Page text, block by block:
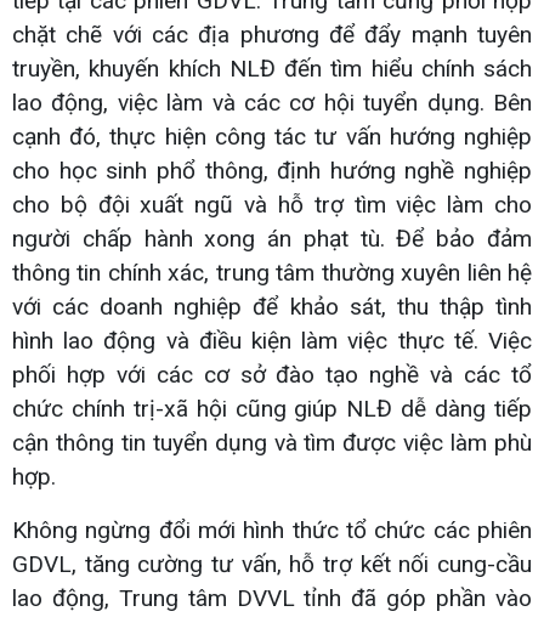
chặt chẽ với các địa phương để đẩy mạnh tuyên
truyền, khuyến khích NLĐ đến tìm hiểu chính sách
lao động, việc làm và các cơ hội tuyển dụng. Bên
cạnh đó, thực hiện công tác tư vấn hướng nghiệp
cho học sinh phổ thông, định hướng nghề nghiệp
cho bộ đội xuất ngũ và hỗ trợ tìm việc làm cho
người chấp hành xong án phạt tù. Để bảo đảm
thông tin chính xác, trung tâm thường xuyên liên hệ
với các doanh nghiệp để khảo sát, thu thập tình
hình lao động và điều kiện làm việc thực tế. Việc
phối hợp với các cơ sở đào tạo nghề và các tổ
chức chính trị-xã hội cũng giúp NLĐ dễ dàng tiếp
cận thông tin tuyển dụng và tìm được việc làm phù
hợp.
Không ngừng đổi mới hình thức tổ chức các phiên
GDVL, tăng cường tư vấn, hỗ trợ kết nối cung-cầu
lao động, Trung tâm DVVL tỉnh đã góp phần vào